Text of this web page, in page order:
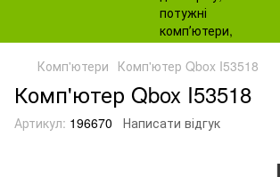
Комп'ютери Комп'ютер Qbox I53518
Комп'ютер Qbox I53518
Артикул: 196670 Написати відгук